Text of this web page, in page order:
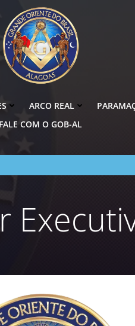
ARCO REAL
FALE COM O GOB-AL